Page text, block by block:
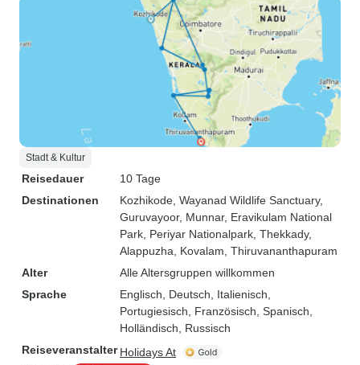
Stadt & Kultur
Reisedauer
10 Tage
Destinationen
Kozhikode , Wayanad Wildlife Sanctuary,
Guruvayoor, Munnar, Eravikulam National
Park , Periyar Nationalpark , Thekkady,
Alappuzha , Kovalam , Thiruvananthapuram
Alter
Alle Altersgruppen willkommen
Sprache
Englisch, Deutsch, Italienisch,
Portugiesisch, Französisch, Spanisch,
Holländisch, Russisch
Reiseveranstalter Holidays At